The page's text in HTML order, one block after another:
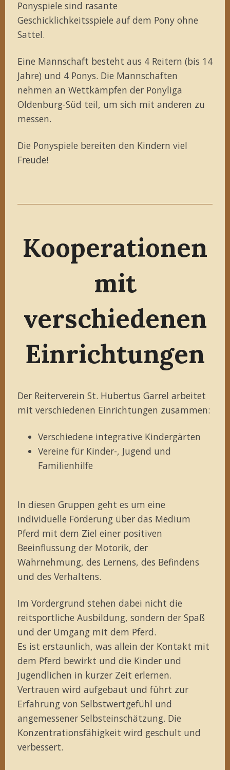
Ponyspiele sind rasante
Geschicklichkeitsspiele auf dem Pony ohne
Sattel.
Eine Mannschaft besteht aus 4 Reitern (bis 14
Jahre) und 4 Ponys. Die Mannschaften
nehmen an Wettkämpfen der Ponyliga
Oldenburg-Süd teil, um sich mit anderen zu
messen.
Die Ponyspiele bereiten den Kindern viel
Freude!
Kooperationen
mit
verschiedenen
Einrichtungen
Der Reiterverein St. Hubertus Garrel arbeitet
mit verschiedenen Einrichtungen zusammen:
Verschiedene integrative Kindergärten
Vereine für Kinder-, Jugend und
Familienhilfe
In diesen Gruppen geht es um eine
individuelle Förderung über das Medium
Pferd mit dem Ziel einer positiven
Beeinflussung der Motorik, der
Wahrnehmung, des Lernens, des Befindens
und des Verhaltens.
Im Vordergrund stehen dabei nicht die
reitsportliche Ausbildung, sondern der Spaß
und der Umgang mit dem Pferd.
Es ist erstaunlich, was allein der Kontakt mit
dem Pferd bewirkt und die Kinder und
Jugendlichen in kurzer Zeit erlernen.
Vertrauen wird aufgebaut und führt zur
Erfahrung von Selbstwertgefühl und
angemessener Selbsteinschätzung. Die
Konzentrationsfähigkeit wird geschult und
verbessert.